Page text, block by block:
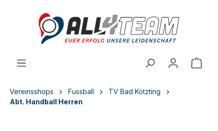
Vereinsshops Fussball
TV Bad Kötzting
Abt. Handball Herren